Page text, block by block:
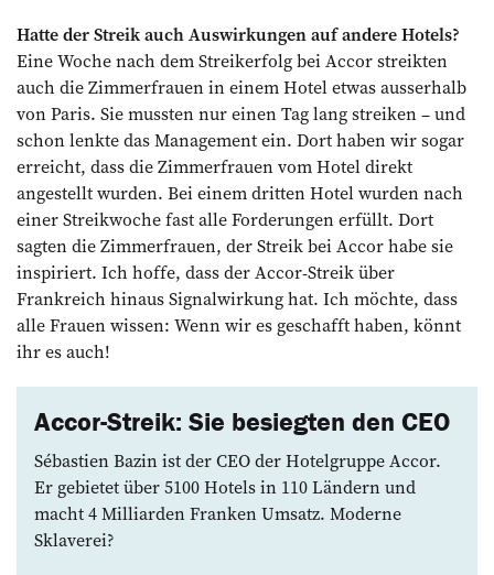
Hatte der Streik auch Aus­wirkungen auf andere Hotels?
Eine Woche nach dem Streikerfolg bei Accor streikten
auch die Zimmerfrauen in einem Hotel etwas ausserhalb
von Paris. Sie mussten nur einen Tag lang streiken – und
schon lenkte das Management ein. Dort haben wir sogar
erreicht, dass die Zimmerfrauen vom Hotel direkt
angestellt wurden. Bei einem dritten Hotel wurden nach
einer Streikwoche fast alle Forderungen erfüllt. Dort
sagten die Zimmerfrauen, der Streik bei Accor habe sie
inspiriert. Ich hoffe, dass der Accor-Streik über
Frankreich hinaus Signalwirkung hat. Ich möchte, dass
alle Frauen wissen: Wenn wir es geschafft haben, könnt
ihr es auch!­
Accor-Streik: Sie besiegten den CEO
Sébastien Bazin ist der CEO der Hotelgruppe Accor.
Er gebietet über 5100 Hotels in 110 Ländern und
macht 4 Milliarden Franken Umsatz. Moderne
Sklaverei?